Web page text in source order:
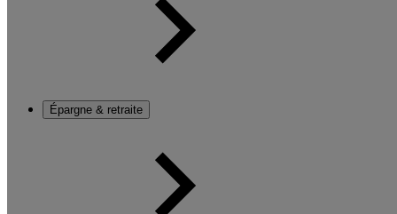
Épargne & retraite